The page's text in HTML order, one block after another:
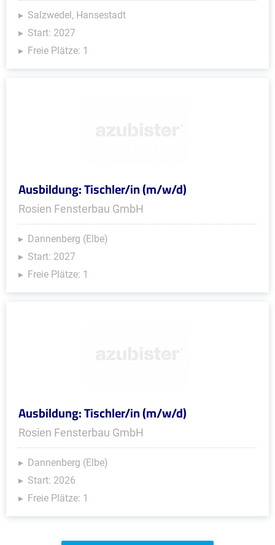
Salzwedel, Hansestadt
Start: 2027
Freie Plätze: 1
Ausbildung: Tischler/in (m/w/d)
Rosien Fensterbau GmbH
Dannenberg (Elbe)
Start: 2027
Freie Plätze: 1
Ausbildung: Tischler/in (m/w/d)
Rosien Fensterbau GmbH
Dannenberg (Elbe)
Start: 2026
Freie Plätze: 1